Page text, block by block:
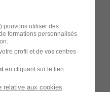
pouvons utiliser des
formations personnalisés
profil et de vos centres
en cliquant sur le lien
relative aux cookies